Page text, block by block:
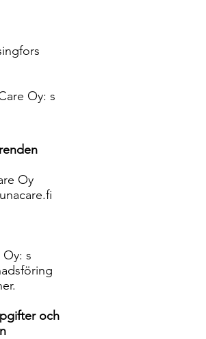
Oy: s
Oy
s
och